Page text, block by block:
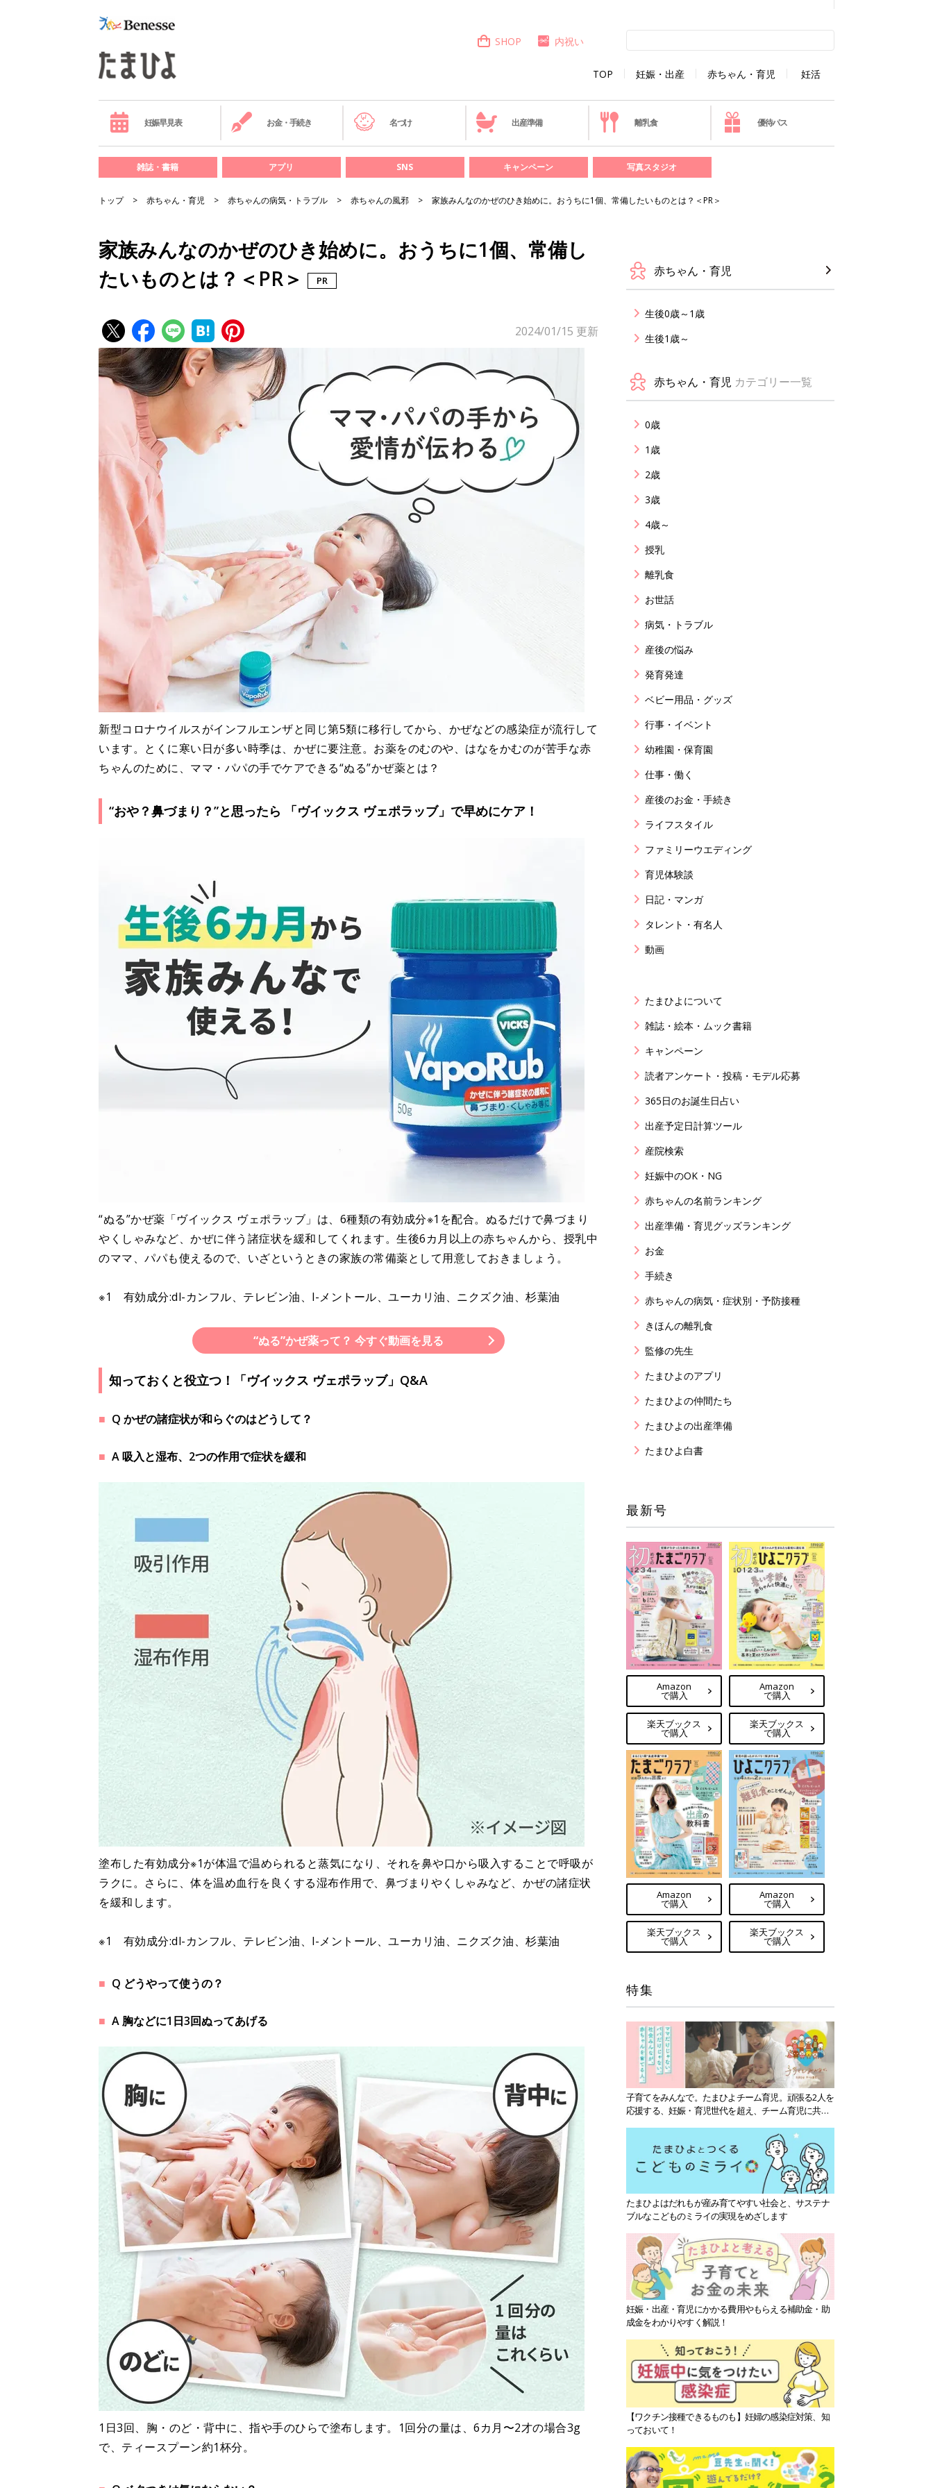
TOP 妊娠・出産 赤ちゃん・育児 妊活
SHOP 内祝い
妊娠早見表 お金・手続き 名づけ 出産準備 離乳食 優待パス
雑誌・書籍 アプリ SNS キャンペーン 写真スタジオ
トップ 赤ちゃん・育児 赤ちゃんの病気・トラブル 赤ちゃんの風邪 家族みんなのかぜのひき始めに。おうちに1個、常備したいものとは？＜PR＞
家族みんなのかぜのひき始めに。おうちに1個、常備し
たいものとは？＜PR＞
2024/01/15 更新
新型コロナウイルスがインフルエンザと同じ第5類に移行してから、かぜなどの感染症が流行して
います。とくに寒い日が多い時季は、かぜに要注意。お薬をのむのや、はなをかむのが苦手な赤
ちゃんのために、ママ・パパの手でケアできる“ぬる”かぜ薬とは？
“おや？鼻づまり？”と思ったら 「ヴイックス ヴェポラッブ」で早めにケア！
“ぬる”かぜ薬「ヴイックス ヴェポラッブ」は、6種類の有効成分※1を配合。ぬるだけで鼻づまり
やくしゃみなど、かぜに伴う諸症状を緩和してくれます。生後6カ月以上の赤ちゃんから、授乳中
のママ、パパも使えるので、いざというときの家族の常備薬として用意しておきましょう。
※1 有効成分:dl-カンフル、テレビン油、l-メントール、ユーカリ油、ニクズク油、杉葉油
“ぬる”かぜ薬って？ 今すぐ動画を見る
知っておくと役立つ！「ヴイックス ヴェポラッブ」Q&A
Q かぜの諸症状が和らぐのはどうして？
A 吸入と湿布、2つの作用で症状を緩和
塗布した有効成分※1が体温で温められると蒸気になり、それを鼻や口から吸入することで呼吸が
ラクに。さらに、体を温め血行を良くする湿布作用で、鼻づまりやくしゃみなど、かぜの諸症状
を緩和します。
※1 有効成分:dl-カンフル、テレビン油、l-メントール、ユーカリ油、ニクズク油、杉葉油
Q どうやって使うの？
A 胸などに1日3回ぬってあげる
1日3回、胸・のど・背中に、指や手のひらで塗布します。1回分の量は、6カ月〜2才の場合3g
で、ティースプーン約1杯分。
赤ちゃん・育児
生後0歳～1歳
生後1歳～
赤ちゃん・育児 カテゴリー一覧
0歳
1歳
2歳
3歳
4歳～
授乳
離乳食
お世話
病気・トラブル
産後の悩み
発育発達
ベビー用品・グッズ
行事・イベント
幼稚園・保育園
仕事・働く
産後のお金・手続き
ライフスタイル
ファミリーウエディング
育児体験談
日記・マンガ
タレント・有名人
動画
たまひよについて
雑誌・絵本・ムック書籍
キャンペーン
読者アンケート・投稿・モデル応募
365日のお誕生日占い
出産予定日計算ツール
産院検索
妊娠中のOK・NG
赤ちゃんの名前ランキング
出産準備・育児グッズランキング
お金
手続き
赤ちゃんの病気・症状別・予防接種
きほんの離乳食
監修の先生
たまひよのアプリ
たまひよの仲間たち
たまひよの出産準備
たまひよ白書
最新号
Amazon
で購入
楽天ブックス
で購入
Amazon
で購入
楽天ブックス
で購入
Amazon
で購入
楽天ブックス
で購入
Amazon
で購入
楽天ブックス
で購入
特集
子育てをみんなで。たまひよチーム育児。頑張る2人を
応援する、妊娠・育児世代を超え、チーム育児に共感
たまひよはだれもが産み育てやすい社会と、サステナ
ブルなこどものミライの実現をめざします
妊娠・出産・育児にかかる費用やもらえる補助金・助
成金をわかりやすく解説！
【ワクチン接種できるものも】妊婦の感染症対策、知
っておいて！